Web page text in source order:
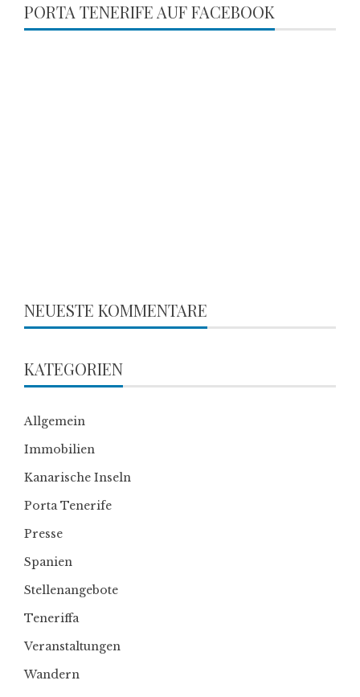
PORTA TENERIFE AUF FACEBOOK
NEUESTE KOMMENTARE
KATEGORIEN
Allgemein
Immobilien
Kanarische Inseln
Porta Tenerife
Presse
Spanien
Stellenangebote
Teneriffa
Veranstaltungen
Wandern